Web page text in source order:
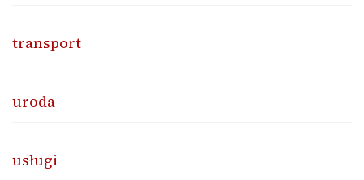
transport
uroda
usługi